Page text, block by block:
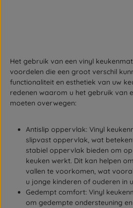
Het gebruik van een vinyl
voordelen die een groot verschil
functionaliteit en esthetiek van uw
redenen waarom u het gebruik van
moeten overwegen:
Antislip oppervlak: Vinyl
slipvast oppervlak, wat
stabiel oppervlak bieden om
keuken werkt. Dit kan helpen
vallen te voorkomen, wat
u jonge kinderen of ouderen in
Gedempt comfort: Vinyl
om gedempte ondersteuning